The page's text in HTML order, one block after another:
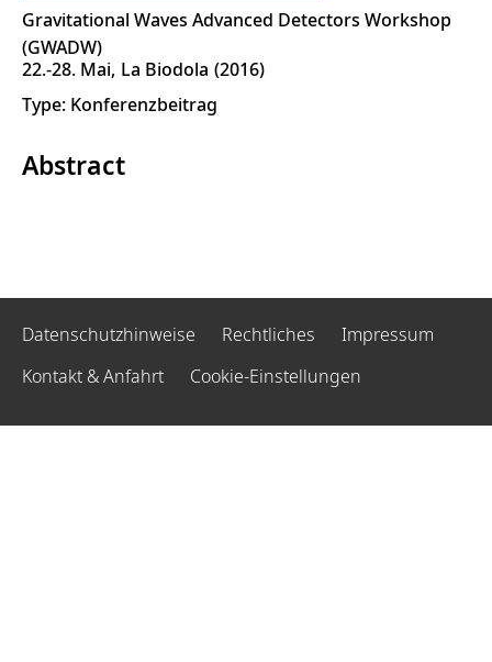
Gravitational Waves Advanced Detectors Workshop
(GWADW)
22.-28. Mai La Biodola 2016
Type: Konferenzbeitrag
Abstract
Datenschutzhinweise Rechtliches
Impressum
Kontakt & Anfahrt
Cookie-Einstellungen